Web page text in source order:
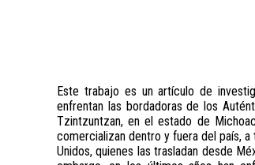
Este trabajo es un artículo de
enfrentan las bordadoras de los
Tzintzuntzan, en el estado de
comercializan dentro y fuera del país,
Unidos, quienes las trasladan desde